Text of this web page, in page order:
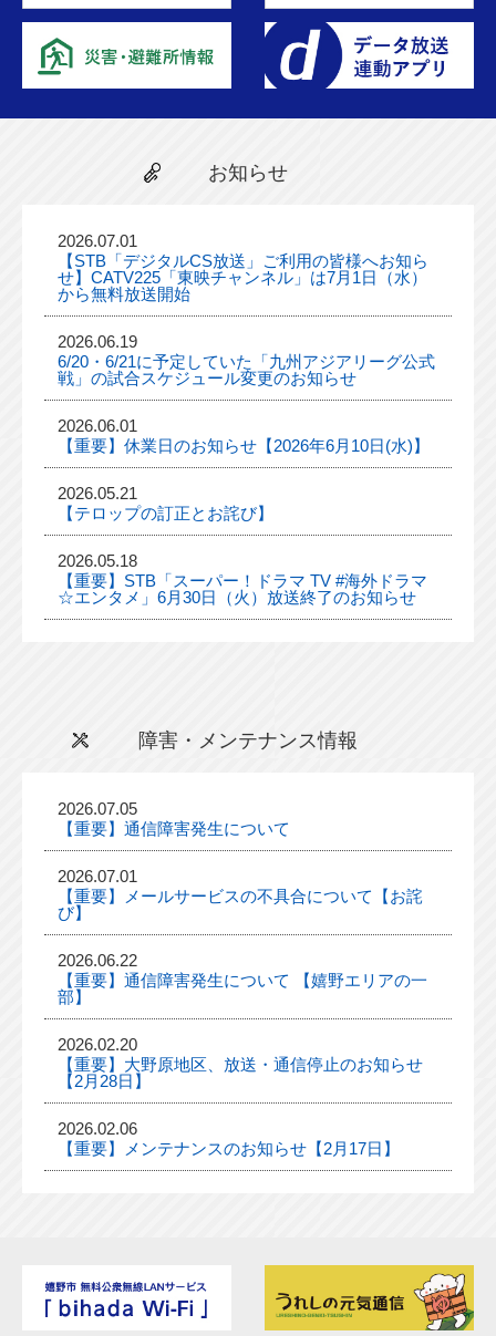
お知らせ
2026.07.01
【STB「デジタルCS放送」ご利用の皆様へお知ら
せ】CATV225「東映チャンネル」は7月1日（水）
から無料放送開始
2026.06.19
6/20・6/21に予定していた「九州アジアリーグ公式
戦」の試合スケジュール変更のお知らせ
2026.06.01
【重要】休業日のお知らせ【2026年6月10日(水)】
2026.05.21
【テロップの訂正とお詫び】
2026.05.18
【重要】STB「スーパー！ドラマ TV #海外ドラマ
☆エンタメ」6月30日（火）放送終了のお知らせ
障害・メンテナンス情報
2026.07.05
【重要】通信障害発生について
2026.07.01
【重要】メールサービスの不具合について【お詫
び】
2026.06.22
【重要】通信障害発生について 【嬉野エリアの一
部】
2026.02.20
【重要】大野原地区、放送・通信停止のお知らせ
【2月28日】
2026.02.06
【重要】メンテナンスのお知らせ【2月17日】